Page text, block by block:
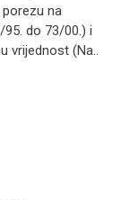
porezu na
do 73/00.) i
vrijednost (Na..